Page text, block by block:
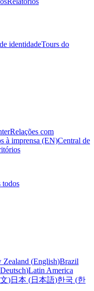
identidadeTours do
Relações com
à imprensa (EN)Central de
todos
Zealand (English)Brazil
Deutsch)Latin America
)日本 (日本語)한국 (한